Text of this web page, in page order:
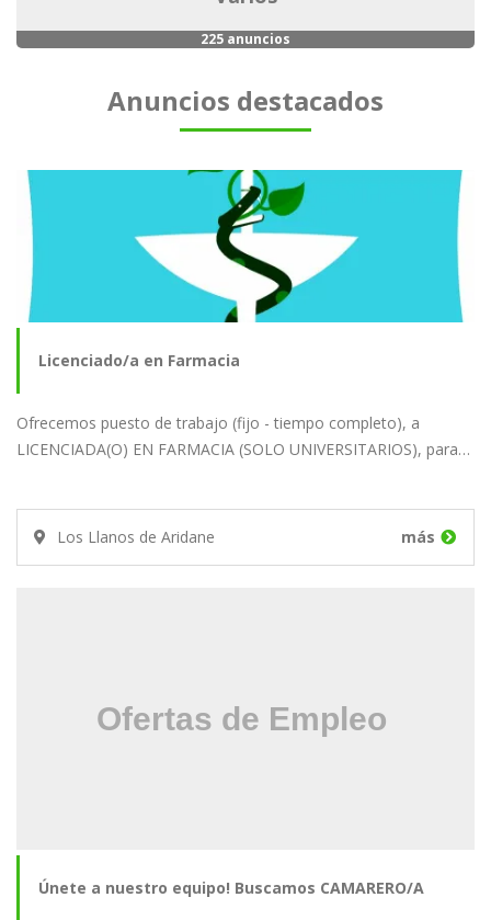
225 anuncios
Anuncios destacados
Licenciado/a en Farmacia
Ofrecemos puesto de trabajo (fijo - tiempo completo), a
LICENCIADA(O) EN FARMACIA (SOLO UNIVERSITARIOS), para…
Los Llanos de Aridane más
Únete a nuestro equipo! Buscamos CAMARERO/A